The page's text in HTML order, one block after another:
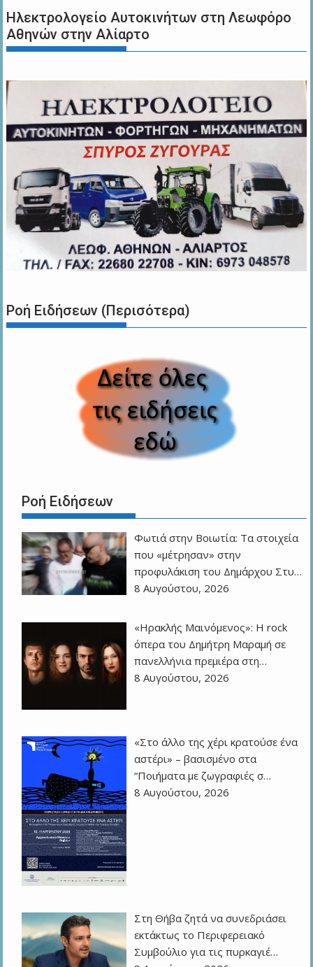
Ηλεκτρολογείο Αυτοκινήτων στη Λεωφόρο
Αθηνών στην Αλίαρτο
Ροή Ειδήσεων (Περισότερα)
Ροή Ειδήσεων
Φωτιά στην Βοιωτία: Τα στοιχεία
που «μέτρησαν» στην
προφυλάκιση του Δημάρχου Στυ…
8 Αυγούστου, 2026
«Ηρακλής Μαινόμενος»: H rock
όπερα του Δημήτρη Μαραμή σε
πανελλήνια πρεμιέρα στη…
8 Αυγούστου, 2026
«Στο άλλο της χέρι κρατούσε ένα
αστέρι» – βασισμένο στα
“Ποιήματα με ζωγραφιές σ…
8 Αυγούστου, 2026
Στη Θήβα ζητά να συνεδριάσει
εκτάκτως το Περιφερειακό
Συμβούλιο για τις πυρκαγιέ…